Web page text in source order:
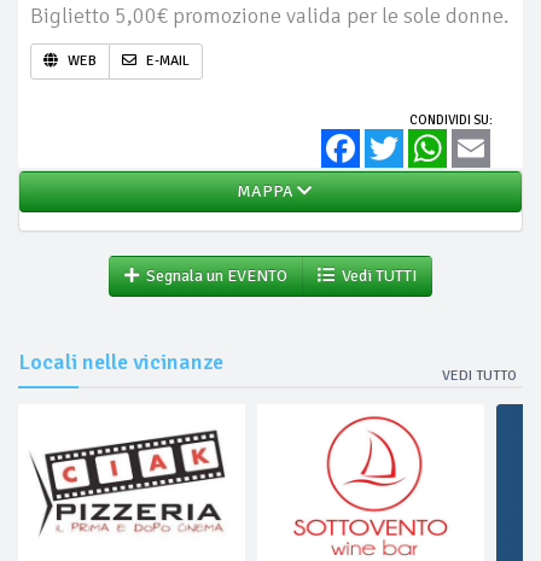
Biglietto 5,00€ promozione valida per le sole donne.
WEB E-MAIL
CONDIVIDI SU:
FacebookTwitter WhatsApp
MAPPA
Segnala un EVENTO Vedi TUTTI
Locali nelle vicinanze
VEDI TUTTO